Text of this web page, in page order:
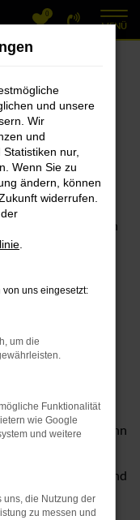
0
MENÜ
zu Erlangen
für Ihre Mobilität in
Dann können wir
der enormen
halten und Ihnen
Als Autohaus
wir VW wie aus
anderen Worten
Hersteller bietet
nicht genug, denn
Weg zum VW in
Finanzierung und
und unsere
Wir
und
nur,
Wenn Sie zu
ändern, können
widerrufen.
uns eingesetzt:
um die
Funktionalität
wie Google
und weitere
uns, die Nutzung der
zu messen und